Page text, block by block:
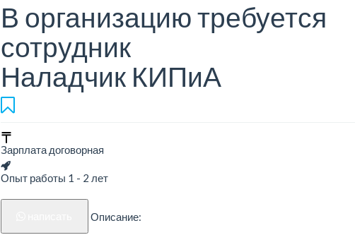
В организацию требуется
сотрудник
Наладчик КИПиА
Зарплата договорная
Опыт работы 1 - 2 лет
Описание: